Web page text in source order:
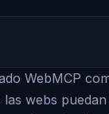
WebMCP
webs